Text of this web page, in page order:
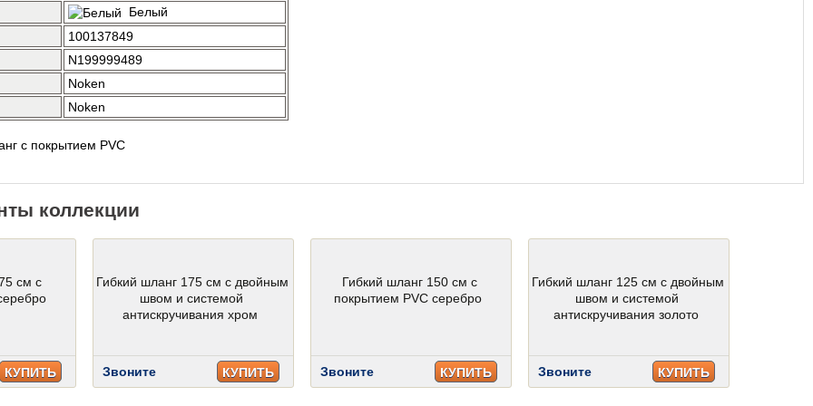
Белый
100137849
N199999489
Noken
Noken
с покрытием PVC
коллекции
см с
КУПИТЬ
Гибкий шланг 175 см с двойным
швом и системой
антискручивания хром
Звоните КУПИТЬ
Гибкий шланг 150 см с
покрытием PVC серебро
Звоните КУПИТЬ
Гибкий шланг 125 см с двойным
швом и системой
антискручивания золото
Звоните КУПИТЬ